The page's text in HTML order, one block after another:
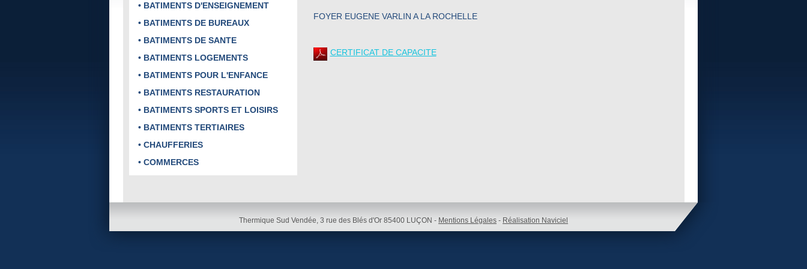
• BATIMENTS D'ENSEIGNEMENT
• BATIMENTS DE BUREAUX
• BATIMENTS DE SANTE
• BATIMENTS LOGEMENTS
• BATIMENTS POUR L'ENFANCE
• BATIMENTS RESTAURATION
• BATIMENTS SPORTS ET LOISIRS
• BATIMENTS TERTIAIRES
• CHAUFFERIES
• COMMERCES
FOYER EUGENE VARLIN A LA ROCHELLE
CERTIFICAT DE CAPACITE
Thermique Sud Vendée, 3 rue des Blés d'Or 85400 LUÇON - Mentions Légales - Réalisation Naviciel